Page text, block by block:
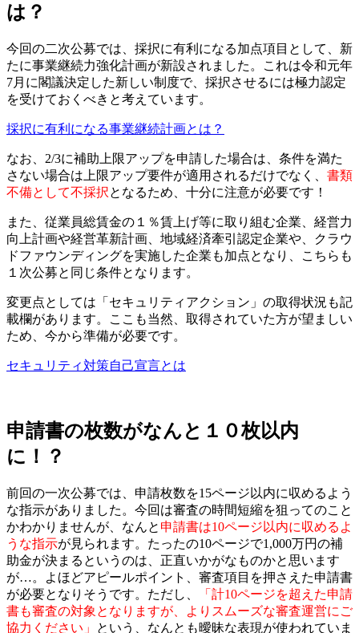
は？
今回の二次公募では、採択に有利になる加点項目として、新
たに事業継続力強化計画が新設されました。これは令和元年
7月に閣議決定した新しい制度で、採択させるには極力認定
を受けておくべきと考えています。
採択に有利になる事業継続計画とは？
なお、2/3に補助上限アップを申請した場合は、条件を満た
さない場合は上限アップ要件が適用されるだけでなく、 書類
不備として不採択となるため、十分に注意が必要です！
また、従業員総賃金の１％賃上げ等に取り組む企業、経営力
向上計画や経営革新計画、地域経済牽引認定企業や、クラウ
ドファウンディングを実施した企業も加点となり、こちらも
１次公募と同じ条件となります。
変更点としては「セキュリティアクション」の取得状況も記
載欄があります。ここも当然、取得されていた方が望ましい
ため、今から準備が必要です。
セキュリティ対策自己宣言とは
申請書の枚数がなんと１０枚以内
に！？
前回の一次公募では、申請枚数を15ページ以内に収めるよう
な指示がありました。今回は審査の時間短縮を狙ってのこと
かわかりませんが、なんと 申請書は10ページ以内に収めるよ
うな指示が見られます。たったの10ページで1,000万円の補
助金が決まるというのは、正直いかがなものかと思います
が…。よほどアピールポイント、審査項目を押さえた申請書
が必要となりそうです。ただし、
「計10ページを超えた申請
書も審査の対象となりますが、よりスムーズな審査運営にご
協力ください」
という、なんとも曖昧な表現が使われていま